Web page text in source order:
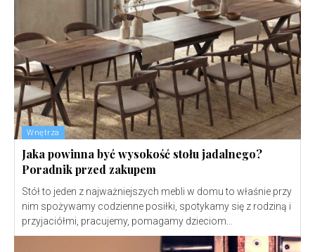
Wnętrza
Jaka powinna być wysokość stołu jadalnego?
Poradnik przed zakupem
Stół to jeden z najważniejszych mebli w domu to właśnie przy
nim spożywamy codzienne posiłki, spotykamy się z rodziną i
przyjaciółmi, pracujemy, pomagamy dzieciom...